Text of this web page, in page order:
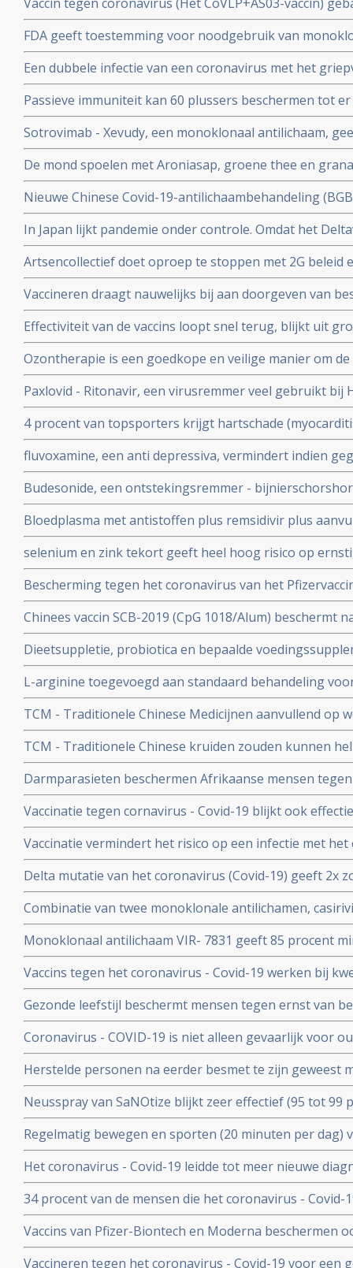
stoffen geeft uitstekende bescherming tegen ziek
ziekte (78 procent)
FDA geeft toestemming voor noodgebruik van
(tixagevimab plus cilgavimab) voor preventie van
immuunziekte die niet goed reageren op de
Een dubbele infectie van een coronavirus met het
ziekte en meer ziekenhuisopnames en overlijdingen
studie.
Passieve immuniteit kan 60 plussers beschermen tot
viroloog Jaap Goudsmid
Sotrovimab - Xevudy, een monoklonaal antilichaam,
bij patienten die reeds besmet zijn. EMA gaat snel
gebruik in Europa.
De mond spoelen met Aroniasap, groene thee en
het coronavirus - Covid-19 virus en geeft 80 tot 97
doorgeven van virus.
Nieuwe Chinese Covid-19-antilichaambehandeling
Covid-19 - coronavirus is veelbelovend en
Chinese coronapatienten
In Japan lijkt pandemie onder controle. Omdat het
gemuteerd of omdat er veel ivermectine wordt
Artsencollectief doet oproep te stoppen met 2G beleid
de druk op de zorg te verminderen
Vaccineren draagt nauwelijks bij aan doorgeven van
vaccineren lijkt juist doorgeven van besmettingen en
stimuleren. Bewijst groot internationaal onderzoek in
Effectiviteit van de vaccins loopt snel terug, blijkt uit
onder 800.000 veteranen.
Ozontherapie is een goedkope en veilige manier om
virussen - de overvloedige zwavel bevattende
SARS-CoV-2 aan te pakken en te elimineren
Paxlovid - Ritonavir, een virusremmer veel gebruikt bij
ziekenhuisopname bij kwetsbare coronapatiënten met
tijd wordt ingenomen
4 procent van topsporters krijgt hartschade
na lichte klachten als na ernstige klachten blijkt uit
fluvoxamine, een anti depressiva, vermindert indien
het risico op overlijden met 90 procent door COVID-19
met de ziekte om intensieve medische zorg te krijgen
Budesonide, een ontstekingsremmer -
astmapatienten, blijkt gebruikt als neusspray effectief
coronavirus - Covid-19
Bloedplasma met antistoffen plus remsidivir plus
en aspirine moet president Donald Trump redden van
selenium en zink tekort geeft heel hoog risico op
aan het coronavirus - Covid-19. Blijkt uit nieuw
Bescherming tegen het coronavirus van het
minder. Na 5 maanden is slechts nog 47 procent
Chinees vaccin SCB-2019 (CpG 1018/Alum) beschermt
ziekenhuisopname en overlijden bij alle bekende
Covid-19 blijkt uit SPECTRA fase III studie
Dieetsuppletie, probiotica en bepaalde
of als aanvullende of alleenstaande behandeling van
coronavirus - SARS-CoV-2 - geeft interessante
studies
L-arginine toegevoegd aan standaard behandeling
ernstige ziekte door coronavirus - Covid-19 verbetert
ziekenhuisverblijf met
TCM - Traditionele Chinese Medicijnen aanvullend op
bij patienten met milde tot matige COVID-19 -
TCM - Traditionele Chinese kruiden zouden kunnen
Corona virus, zeggen Chinese onderzoekers
Darmparasieten beschermen Afrikaanse mensen
hun immuunsysteem reageert anders dan
Vaccinatie tegen cornavirus - Covid-19 blijkt ook
immuunziektes en mensen die
Vaccinatie vermindert het risico op een infectie met
immuniteit van een eerdere infectie beschermt echter
keer. Dit toont groot onderzoek aan uit Israel
Delta mutatie van het coronavirus (Covid-19) geeft 2x
vs 4 procent) op ernstige ziekte dan de Alpha mutatie.
Combinatie van twee monoklonale antilichamen,
COV) kan ernstig zieke Covid-19 patienten die zelf
behoeden voor overlijden
Monoklonaal antilichaam VIR- 7831 geeft 85 procent
overlijden bij patienten met het coronavirus - COVID-
vergelijking met placebo
Vaccins tegen het coronavirus - Covid-19 werken bij
kankerpatienten onvoldoende blijkt uit groot
Gezonde leefstijl beschermt mensen tegen ernst van
- Covid-19. Blijkt uit groot Engels bevolkingsonderzoek
Coronavirus - COVID-19 is niet alleen gevaarlijk voor
volwassenen van middelbare leeftijd blijkt uit grote
Herstelde personen na eerder besmet te zijn geweest
waren niet besmettelijk voor anderen blijkt uit
professionele basketballers en personeel.
Neusspray van SaNOtize blijkt zeer effectief (95 tot 99
met het coronavirus - Covid-19 zowel bij lichte als
Regelmatig bewegen en sporten (20 minuten per
en leidt tot minder ziekenhuisopnames en sterfte door
Het coronavirus - Covid-19 leidde tot meer nieuwe
uitzaaiingen dan gebruikelijk. Ook werden
uitgesteld en onderbroken
34 procent van de mensen die het coronavirus -
problemen en werd een neurologische of
Vaccins van Pfizer-Biontech en Moderna beschermen
coronavirus aan anderen. Wie is gevaccineerd blijkt
Vaccineren tegen het coronavirus - Covid-19 voor een